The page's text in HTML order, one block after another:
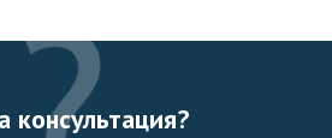
консультация?